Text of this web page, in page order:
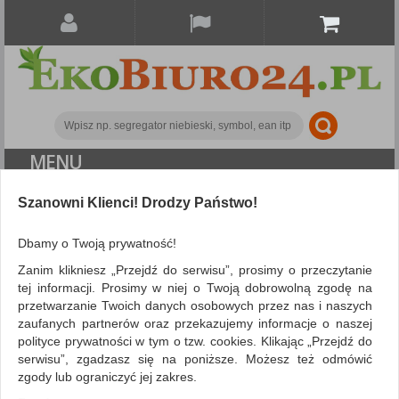
MENU
ALL CATEGORIES
FILTRY
Search
NIE ZNALEZIONO PRODUKTÓW
Nie odnaleziono produktów wg przyjętych kryteriów
PODPOWIEDZI
Szanowni Klienci! Drodzy Państwo!
Dbamy o Twoją prywatność!
Zanim klikniesz „Przejdź do serwisu”, prosimy o przeczytanie
tej informacji. Prosimy w niej o Twoją dobrowolną zgodę na
przetwarzanie Twoich danych osobowych przez nas i naszych
zaufanych partnerów oraz przekazujemy informacje o naszej
polityce prywatności w tym o tzw. cookies. Klikając „Przejdź do
serwisu”, zgadzasz się na poniższe. Możesz też odmówić
zgody lub ograniczyć jej zakres.